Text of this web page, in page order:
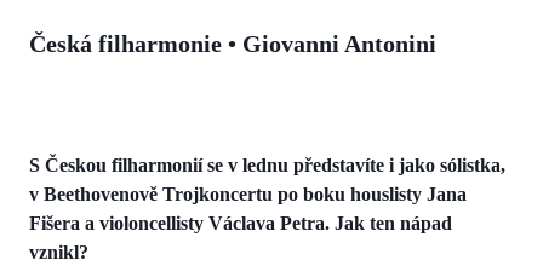
Česká filharmonie • Giovanni Antonini
S Českou filharmonií se v lednu představíte i jako sólistka,
v Beethovenově Trojkoncertu po boku houslisty Jana
Fišera a violoncellisty Václava Petra. Jak ten nápad
vznikl?